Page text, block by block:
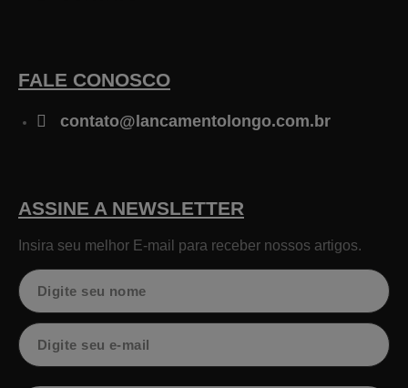
FALE CONOSCO
contato@lancamentolongo.com.br
ASSINE A NEWSLETTER
Insira seu melhor E-mail para receber nossos artigos.
Nome
Email